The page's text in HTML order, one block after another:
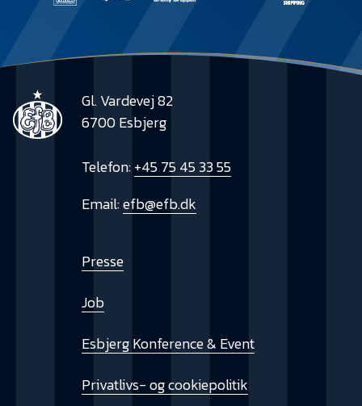
Gl. Vardevej 82
6700 Esbjerg
Telefon:+45 75 45 33 55
Email:efb@efb.dk
Presse
Job
Esbjerg Konference & Event
Privatlivs- og cookiepolitik